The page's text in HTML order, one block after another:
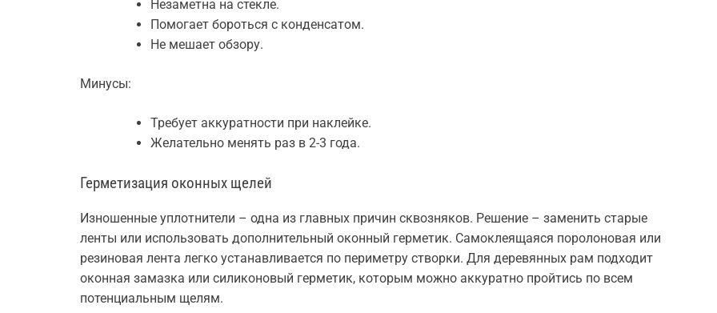
Незаметна на стекле.
Помогает бороться с конденсатом.
Не мешает обзору.
Минусы:
Требует аккуратности при наклейке.
Желательно менять раз в 2-3 года.
Герметизация оконных щелей
Изношенные уплотнители – одна из главных причин сквозняков. Решение – заменить старые
ленты или использовать дополнительный оконный герметик. Самоклеящаяся поролоновая или
резиновая лента легко устанавливается по периметру створки. Для деревянных рам подходит
оконная замазка или силиконовый герметик, которым можно аккуратно пройтись по всем
потенциальным щелям.